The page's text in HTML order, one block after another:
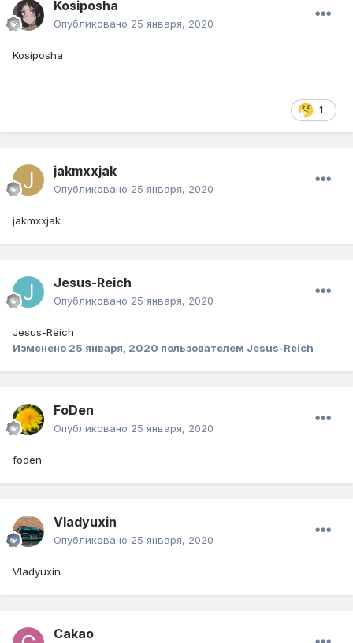
Kosiposha
Опубликовано 25 января, 2020
Kosiposha
1
jakmxxjak
Опубликовано 25 января, 2020
jakmxxjak
Jesus-Reich
Опубликовано 25 января, 2020
Jesus-Reich
Изменено 25 января, 2020 пользователем Jesus-Reich
FoDen
Опубликовано 25 января, 2020
foden
Vladyuxin
Опубликовано 25 января, 2020
Vladyuxin
Cakao